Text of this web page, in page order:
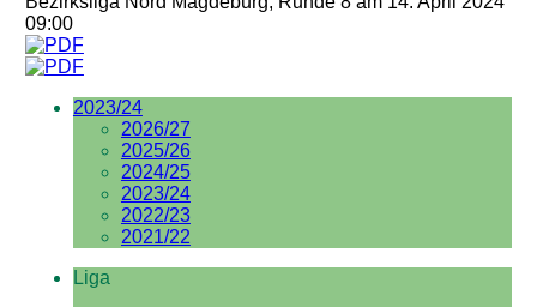
09:00
2023/24
2026/27
2025/26
2024/25
2023/24
2022/23
2021/22
Liga